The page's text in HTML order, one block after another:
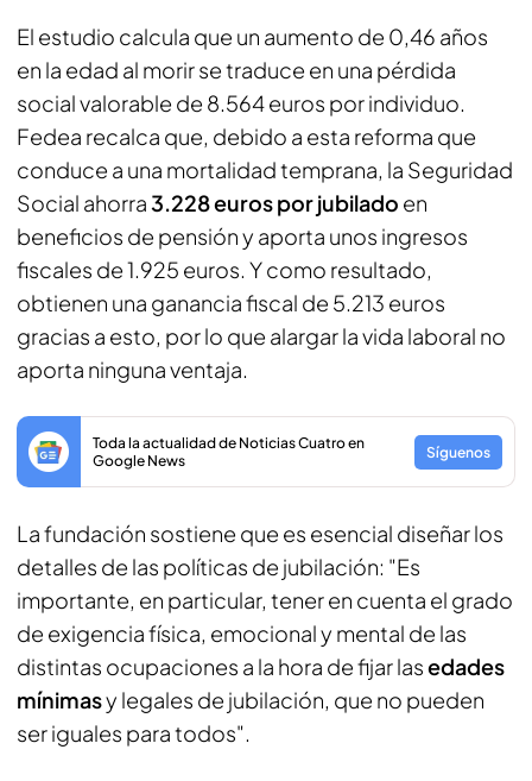
El estudio calcula que un aumento de 0,46 años
en la edad al morir se traduce en una pérdida
social valorable de 8.564 euros por individuo.
Fedea recalca que, debido a esta reforma que
conduce a una mortalidad temprana, la Seguridad
Social ahorra3.228 euros por jubilado en
beneficios de pensión y aporta unos ingresos
fiscales de 1.925 euros. Y como resultado,
obtienen una ganancia fiscal de 5.213 euros
gracias a esto, por lo que alargar la vida laboral no
aporta ninguna ventaja.
Toda la actualidad de Noticias Cuatro en
Google News
Síguenos
La fundación sostiene que es esencial diseñar los
detalles de las políticas de jubilación: "Es
importante, en particular, tener en cuenta el grado
de exigencia física, emocional y mental de las
distintas ocupaciones a la hora de fijar lasedades
mínimasy legales de jubilación, que no pueden
ser iguales para todos".